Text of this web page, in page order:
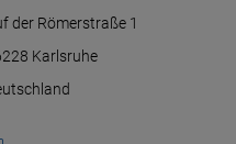
der Römerstraße 1
Karlsruhe